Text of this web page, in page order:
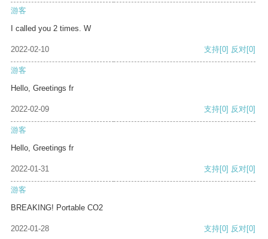
游客
I called you 2 times. W
2022-02-10 支持[0] 反对[0]
游客
Hello, Greetings fr
2022-02-09 支持[0] 反对[0]
游客
Hello, Greetings fr
2022-01-31 支持[0] 反对[0]
游客
BREAKING! Portable CO2
2022-01-28 支持[0] 反对[0]